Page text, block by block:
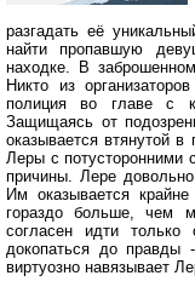
разгадать её
найти пропавшую
находке. В
Никто из
полиция во главе с
Защищаясь от
оказывается втянутой
Леры с потусторонними
причины. Лере
Им оказывается
гораздо больше, чем
согласен идти
докопаться до правды
виртуозно навязывает